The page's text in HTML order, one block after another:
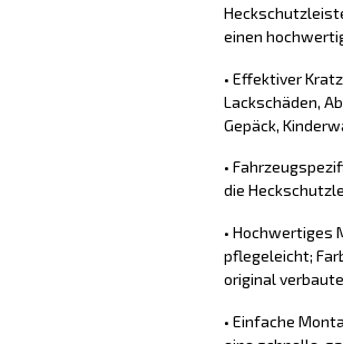
einen
• Effektiver
Lackschäden,
Gepäck,
•
die
• Hochwertiges
pflegeleicht;
original
• Einfache